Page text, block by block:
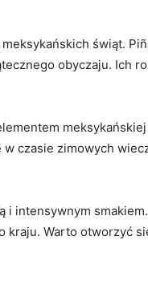
świąt.
obyczaju. Ich
czasie zimowych
i intensywnym
Warto otworzyć